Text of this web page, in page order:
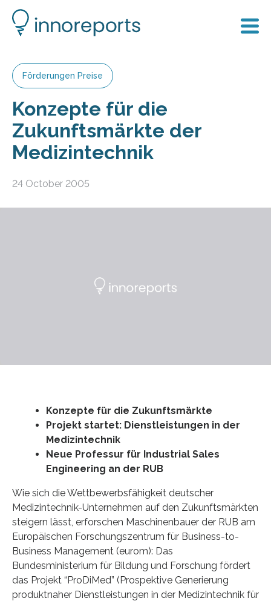
Förderungen Preise
Konzepte für die
Zukunftsmärkte der
Medizintechnik
24 October 2005
Konzepte für die Zukunftsmärkte
Projekt startet: Dienstleistungen in der
Medizintechnik
Neue Professur für Industrial Sales
Engineering an der RUB
Wie sich die Wettbewerbsfähigkeit deutscher
Medizintechnik-Unternehmen auf den Zukunftsmärkten
steigern lässt, erforschen Maschinenbauer der RUB am
Europäischen Forschungszentrum für Business-to-
Business Management (eurom): Das
Bundesministerium für Bildung und Forschung fördert
das Projekt “ProDiMed” (Prospektive Generierung
produktnaher Dienstleistungen in der Medizintechnik für